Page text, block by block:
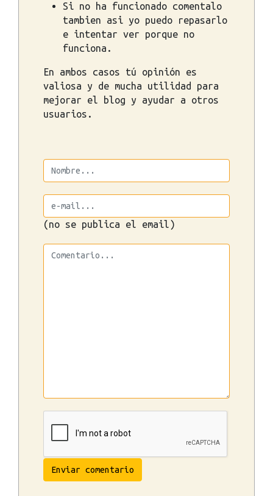
Si no ha funcionado comentalo
tambien asi yo puedo repasarlo
e intentar ver porque no
funciona.
En ambos casos tú opinión es
valiosa y de mucha utilidad para
mejorar el blog y ayudar a otros
usuarios.
(no se publica el email)
Enviar comentario